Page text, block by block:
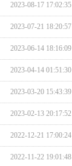
2023-08-17 17:02:35
2023-07-21 18:20:57
2023-06-14 18:16:09
2023-04-14 01:51:30
2023-03-20 15:43:39
2023-02-13 20:17:52
2022-12-21 17:00:24
2022-11-22 19:01:48